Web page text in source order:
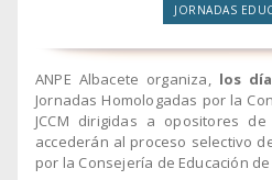
Cursos
Homologados
Oposiciones
Maestros
JORNADAS
ANPE Albacete organiza, los
Jornadas Homologadas por la
JCCM dirigidas a opositores
accederán al proceso selectivo
por la Consejería de Educación